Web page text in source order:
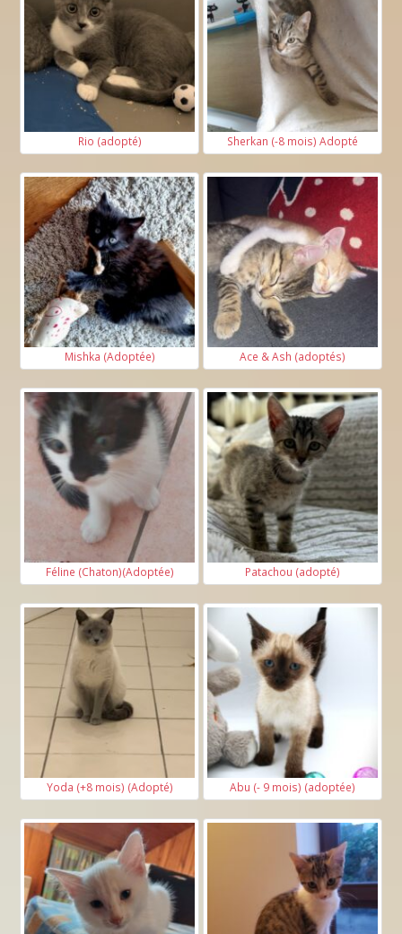
Rio (adopté) Sherkan (-8 mois) Adopté
Mishka (Adoptée) Ace & Ash (adoptés)
Féline (Chaton)(Adoptée) Patachou (adopté)
Yoda (+8 mois) (Adopté) Abu (- 9 mois) (adoptée)